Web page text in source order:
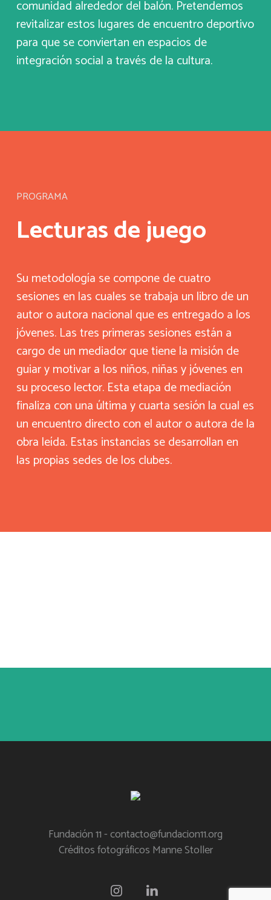
comunidad alrededor del balón. Pretendemos
revitalizar estos lugares de encuentro deportivo
para que se conviertan en espacios de
integración social a través de la cultura.
PROGRAMA
Lecturas de juego
Su metodología se compone de cuatro
sesiones en las cuales se trabaja un libro de un
autor o autora nacional que es entregado a los
jóvenes. Las tres primeras sesiones están a
cargo de un mediador que tiene la misión de
guiar y motivar a los niños, niñas y jóvenes en
su proceso lector. Esta etapa de mediación
finaliza con una última y cuarta sesión la cual es
un encuentro directo con el autor o autora de la
obra leída. Estas instancias se desarrollan en
las propias sedes de los clubes.
Fundación 11 - contacto@fundacion11.org
Créditos fotográficos Manne Stoller